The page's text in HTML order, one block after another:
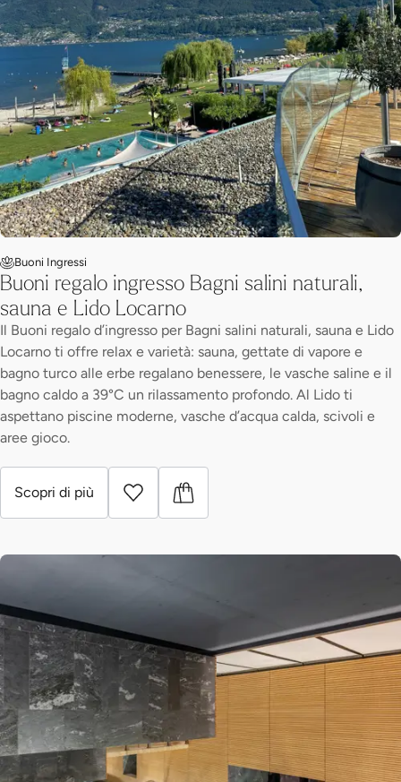
Buoni Ingressi
Buoni regalo ingresso Bagni salini naturali,
sauna e Lido Locarno
Il Buoni regalo d’ingresso per Bagni salini naturali, sauna e Lido
Locarno ti offre relax e varietà: sauna, gettate di vapore e
bagno turco alle erbe regalano benessere, le vasche saline e il
bagno caldo a 39°C un rilassamento profondo. Al Lido ti
aspettano piscine moderne, vasche d’acqua calda, scivoli e
aree gioco.
Scopri di più